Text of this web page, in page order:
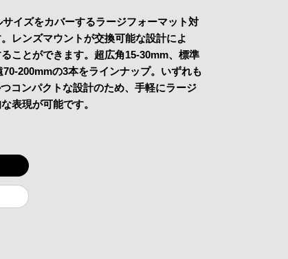
イズをカバーするラージフォーマット対
レンズマウントが交換可能な設計によ
ことができます。超広角15-30mm、標準
200mmの3本をラインナップ。いずれも
コンパクトな設計のため、手軽にラージ
表現が可能です。